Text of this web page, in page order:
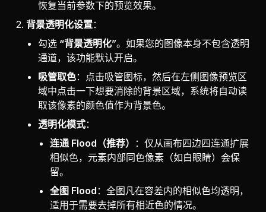
恢复当前参数下的预览效果。
背景透明化设置：
勾选 “背景透明化”。如果您的图像本身不包含透明
通道，该功能默认开启。
吸管取色：点击吸管图标，然后在左侧图像预览区
域中点击一下想要消除的背景区域，系统将自动读
取该像素的颜色值作为背景色。
透明化模式：
连通 Flood（推荐）
：仅从画布四边四连通扩展
相似色，元素内部同色像素（如白眼睛）会保
留。
全图 Flood ：全图凡在容差内的相似色均透明，
适用于需要去掉所有相近色的情况。